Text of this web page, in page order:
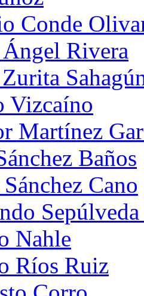
Conde
Rivera
Vizcaíno
Martínez
Baños
Cano
Nahle
Ríos Ruiz